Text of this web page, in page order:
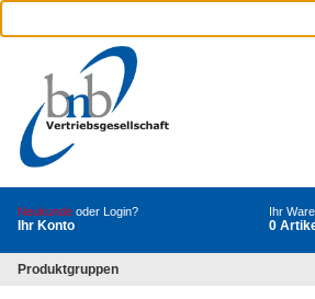
Neukunde oder Login?
Ihr Konto
Ihr
0
Produktgruppen